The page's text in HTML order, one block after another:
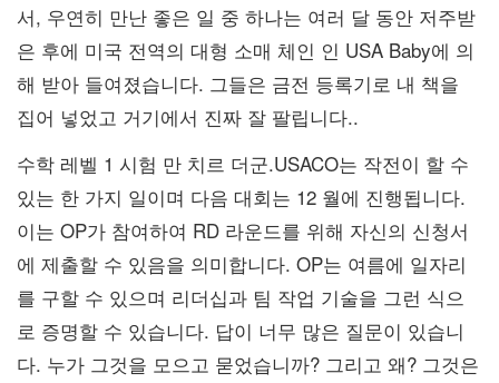
서, 우연히 만난 좋은 일 중 하나는 여러 달 동안 저주받
은 후에 미국 전역의 대형 소매 체인 인 USA Baby에 의
해 받아 들여졌습니다. 그들은 금전 등록기로 내 책을
집어 넣었고 거기에서 진짜 잘 팔립니다..
수학 레벨 1 시험 만 치르 더군.USACO는 작전이 할 수
있는 한 가지 일이며 다음 대회는 12 월에 진행됩니다.
이는 OP가 참여하여 RD 라운드를 위해 자신의 신청서
에 제출할 수 있음을 의미합니다. OP는 여름에 일자리
를 구할 수 있으며 리더십과 팀 작업 기술을 그런 식으
로 증명할 수 있습니다. 답이 너무 많은 질문이 있습니
다. 누가 그것을 모으고 묻었습니까? 그리고 왜? 그것은